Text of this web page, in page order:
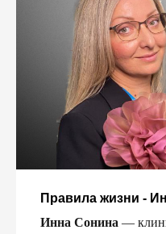
Правила жизни -
Инна Сонина —